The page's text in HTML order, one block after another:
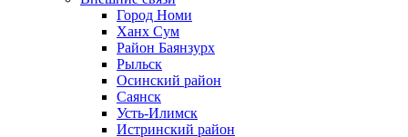
Город Номи
Ханх Сум
Район Баянзурх
Рыльск
Осинский район
Саянск
Усть-Илимск
Истринский район